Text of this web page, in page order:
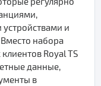
и
набора
Royal TS
данные,
в